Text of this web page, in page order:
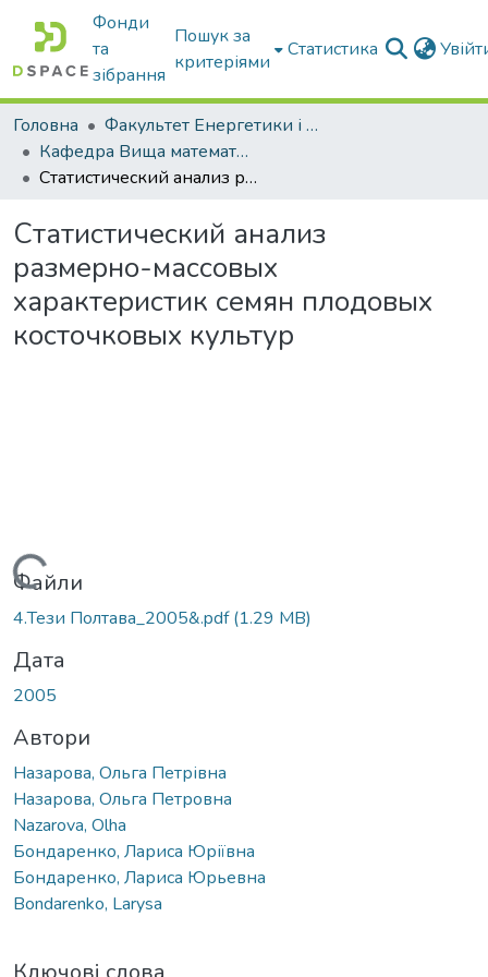
Фонди
та
зібрання
Пошук за
критеріями
Статистика
Головна
Факультет Енергетики і комп'ютерних технологій
Кафедра Вища математика та фізика
Статистический анализ размерно-массовых характеристик семян плодовых косточковых культур
Статистический анализ
размерно-массовых
характеристик семян плодовых
косточковых культур
Вантажиться...
Файли
4.Тези Полтава_2005&.pdf(1.29 MB)
Дата
2005
Автори
Назарова, Ольга Петрівна
Назарова, Ольга Петровна
Nazarova, Olha
Бондаренко, Лариса Юріївна
Бондаренко, Лариса Юрьевна
Bondarenko, Larysa